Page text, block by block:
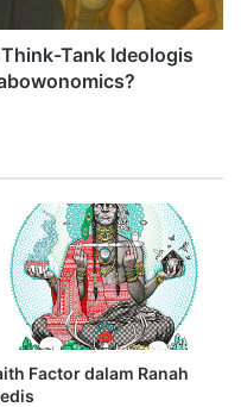
Tank Ideologis
Factor dalam Ranah